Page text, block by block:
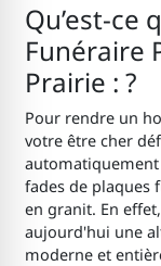
Qu’est-ce
Funéraire
Prairie : ?
Pour rendre un
votre être cher
fades de plaques
en granit. En
aujourd'hui une
moderne et